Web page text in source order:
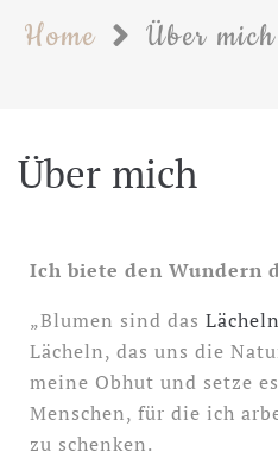
Home Über mich
Über mich
Ich biete den Wundern
„Blumen sind das Lächeln
Lächeln, das uns die
meine Obhut und setze
Menschen, für die ich
zu schenken.